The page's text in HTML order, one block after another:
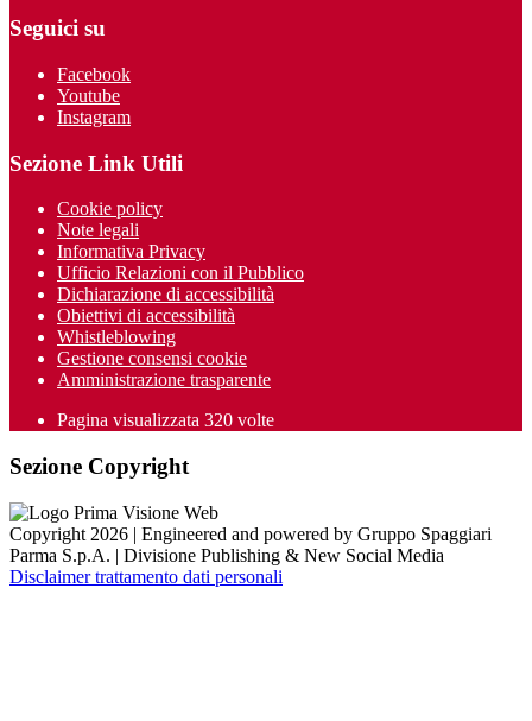
Seguici su
Facebook
Youtube
Instagram
Sezione Link Utili
Cookie policy
Note legali
Informativa Privacy
Ufficio Relazioni con il Pubblico
Dichiarazione di accessibilità
Obiettivi di accessibilità
Whistleblowing
Gestione consensi cookie
Amministrazione trasparente
Pagina visualizzata 320 volte
Sezione Copyright
Copyright 2026 | Engineered and powered by Gruppo Spaggiari
Parma S.p.A. | Divisione Publishing & New Social Media
Disclaimer trattamento dati personali